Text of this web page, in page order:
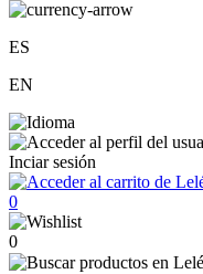
ES
EN
Inciar sesión
0
0